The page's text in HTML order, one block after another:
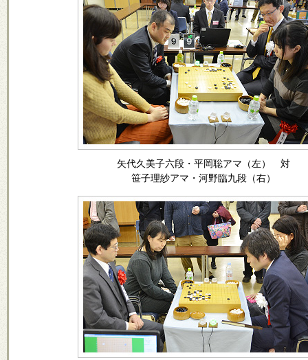
矢代久美子六段・平岡聡アマ（左） 対
笹子理紗アマ・河野臨九段（右）